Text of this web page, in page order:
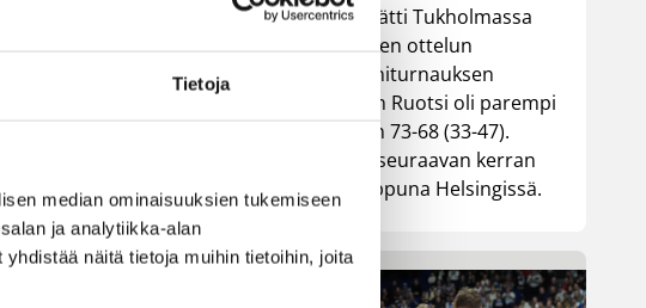
Tietoja
median ominaisuuksien tukemiseen
ja analytiikka-alan
näitä tietoja muihin tietoihin, joita
Susiladies päätti Tukholmassa
pelatun kahden ottelun
mittaisen miniturnauksen
tappioon, kun Ruotsi oli parempi
loppulukemin 73-68 (33-47).
Suomi pelaa seuraavan kerran
ensi viikonloppuna Helsingissä.